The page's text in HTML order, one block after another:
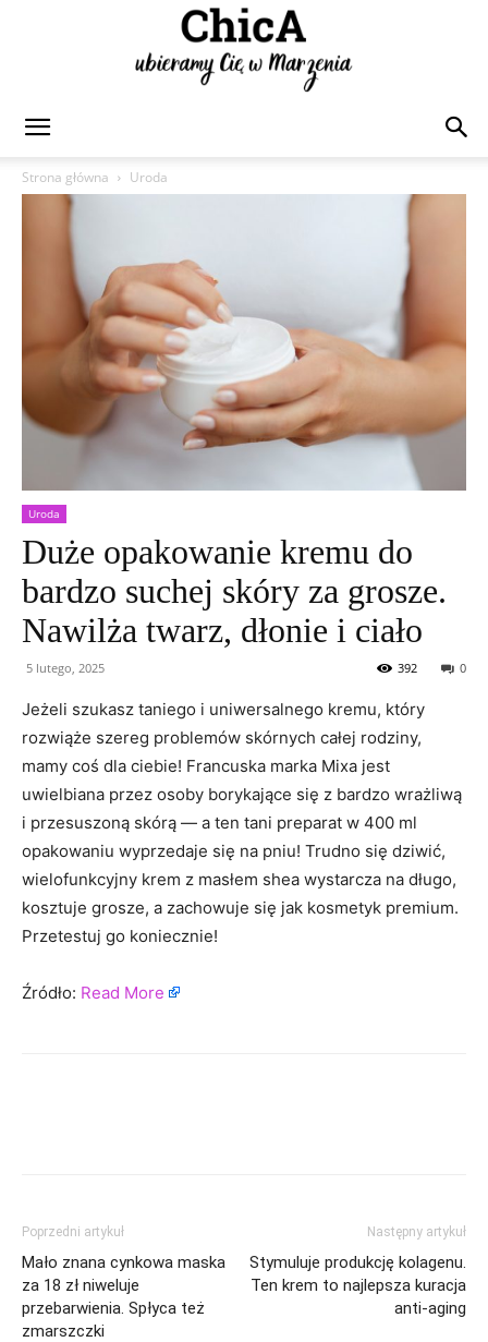
Strona główna
Uroda
Uroda
Duże opakowanie kremu do
bardzo suchej skóry za grosze.
Nawilża twarz, dłonie i ciało
5 lutego, 2025 0
392
Jeżeli szukasz taniego i uniwersalnego kremu, który
rozwiąże szereg problemów skórnych całej rodziny,
mamy coś dla ciebie! Francuska marka Mixa jest
uwielbiana przez osoby borykające się z bardzo wrażliwą
i przesuszoną skórą — a ten tani preparat w 400 ml
opakowaniu wyprzedaje się na pniu! Trudno się dziwić,
wielofunkcyjny krem z masłem shea wystarcza na długo,
kosztuje grosze, a zachowuje się jak kosmetyk premium.
Przetestuj go koniecznie!
Źródło: Read More
Poprzedni artykuł
Mało znana cynkowa maska
za 18 zł niweluje
przebarwienia. Spłyca też
zmarszczki
Następny artykuł
Stymuluje produkcję kolagenu.
Ten krem to najlepsza kuracja
anti-aging